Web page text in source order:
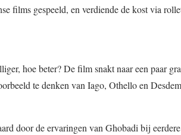
films gespeeld, en verdiende de kost via
hoe beter? De film snakt naar een paar
te denken van Iago, Othello en
door de ervaringen van Ghobadi bij